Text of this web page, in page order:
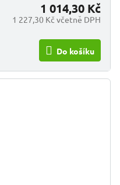
1 227,30 Kč včetně DPH
1 014,30 Kč
Do košíku